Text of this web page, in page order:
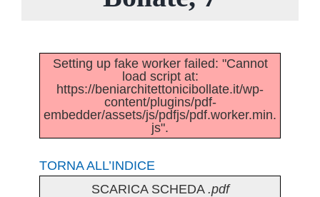
Setting up fake worker failed: "Cannot
load script at:
https://beniarchitettonicibollate.it/wp-
content/plugins/pdf-
embedder/assets/js/pdfjs/pdf.worker.min.
js".
TORNA ALL’INDICE
SCARICA SCHEDA .pdf